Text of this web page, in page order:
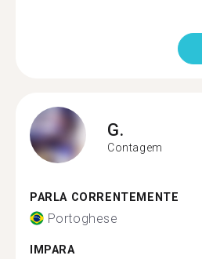
G.
Contagem
PARLA CORRENTEMENTE
Portoghese
IMPARA